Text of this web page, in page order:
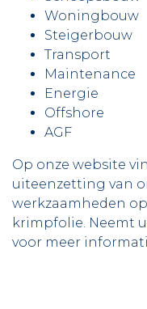
Woningbouw
Steigerbouw
Transport
Maintenance
Energie
Offshore
AGF
Op onze website
uiteenzetting van
werkzaamheden
krimpfolie. Neemt
voor meer